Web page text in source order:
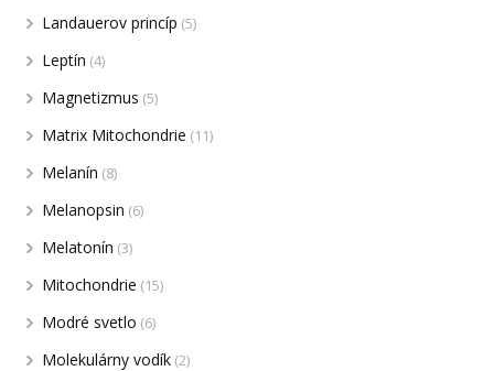
Landauerov princíp (5)
Leptín (4)
Magnetizmus (5)
Matrix Mitochondrie (11)
Melanín (8)
Melanopsin (6)
Melatonín (3)
Mitochondrie (15)
Modré svetlo (6)
Molekulárny vodík (2)